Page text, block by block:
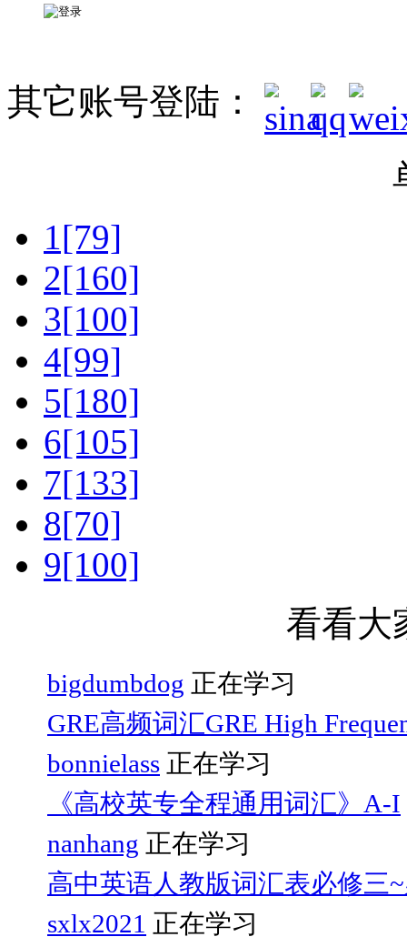
其它账号登陆：
1[79]
2[160]
3[100]
4[99]
5[180]
6[105]
7[133]
8[70]
9[100]
看看大
bigdumbdog 正在学习
GRE高频词汇GRE High
bonnielass 正在学习
《高校英专全程通用词汇》A-I
nanhang 正在学习
高中英语人教版词汇表必修三
sxlx2021 正在学习